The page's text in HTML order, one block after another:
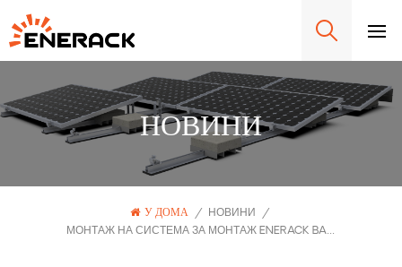
НОВИНИ
У ДОМА / НОВИНИ
/
МОНТАЖ НА СИСТЕМА ЗА МОНТАЖ ENERACK BALLASTED-PRO